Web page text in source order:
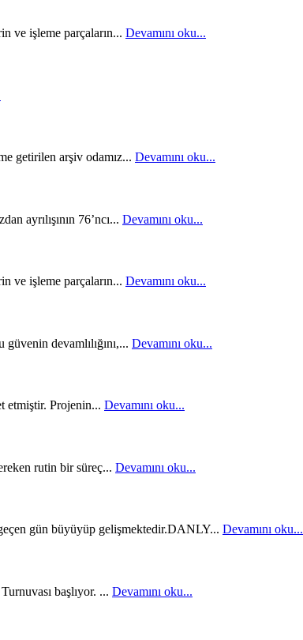
ve işleme parçaların... Devamını oku...
getirilen arşiv odamız... Devamını oku...
ayrılışının 76’ncı... Devamını oku...
ve işleme parçaların... Devamını oku...
devamlılığını,... Devamını oku...
etmiştir. Projenin... Devamını oku...
rutin bir süreç... Devamını oku...
gün büyüyüp gelişmektedir.DANLY... Devamını oku...
başlıyor. ... Devamını oku...